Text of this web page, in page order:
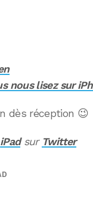
nous lisez sur
dès réception 😉
iPadsur Twitter